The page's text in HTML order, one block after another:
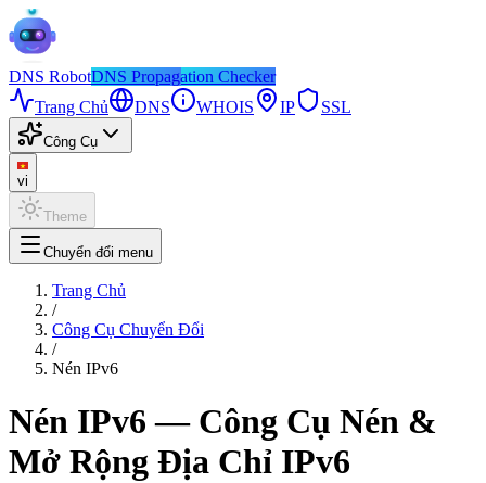
DNS RobotDNS Propagation Checker
Trang Chủ
DNS WHOIS IP SSL
Công Cụ
vi
Theme
Chuyển đổi menu
Trang Chủ
/
Công Cụ Chuyển Đổi
/
Nén IPv6
Nén IPv6 — Công Cụ Nén &
Mở Rộng Địa Chỉ IPv6